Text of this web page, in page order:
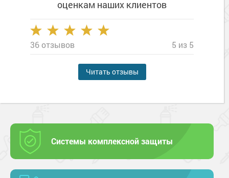
оценкам наших клиентов
36 отзывов 5 из 5
Читать отзывы
Системы комплексной защиты